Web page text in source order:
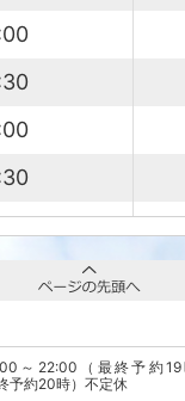
～22:00（最終予約
予約20時）不定休